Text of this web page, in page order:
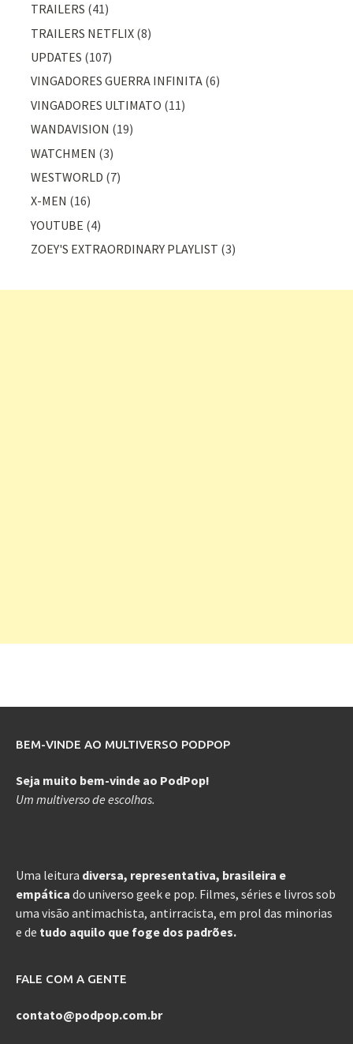
TRAILERS (41)
TRAILERS NETFLIX (8)
UPDATES (107)
VINGADORES GUERRA INFINITA (6)
VINGADORES ULTIMATO (11)
WANDAVISION (19)
WATCHMEN (3)
WESTWORLD (7)
X-MEN (16)
YOUTUBE (4)
ZOEY'S EXTRAORDINARY PLAYLIST (3)
BEM-VINDE AO MULTIVERSO PODPOP
Seja muito bem-vinde ao PodPop!
Um multiverso de escolhas.
Uma leitura diversa, representativa, brasileira e
empática do universo geek e pop. Filmes, séries e livros sob
uma visão antimachista, antirracista, em prol das minorias
e de tudo aquilo que foge dos padrões.
FALE COM A GENTE
contato@podpop.com.br